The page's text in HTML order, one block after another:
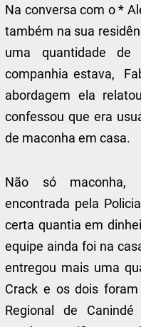
Na conversa com o *
também na sua
uma quantidade
companhia estava,
abordagem ela
confessou que era
de maconha em casa.
Não só maconha,
encontrada pela
certa quantia em
equipe ainda foi na
entregou mais uma
Crack e os dois
Regional de